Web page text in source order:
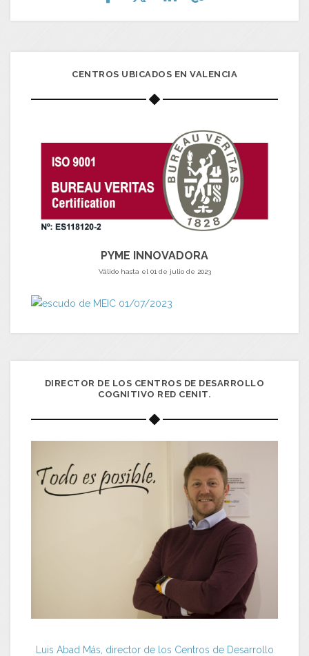
CENTROS UBICADOS EN VALENCIA
PYME INNOVADORA
Válido hasta el 01 de julio de 2023
DIRECTOR DE LOS CENTROS DE DESARROLLO
COGNITIVO RED CENIT.
Luis Abad Más, director de los Centros de Desarrollo